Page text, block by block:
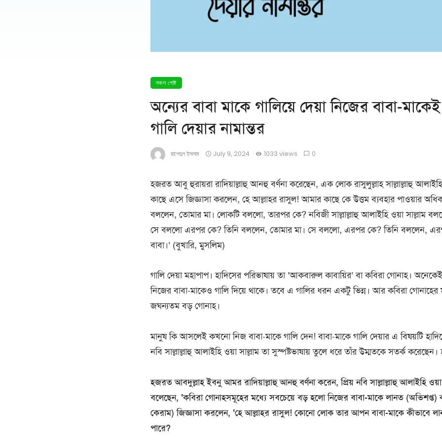
সকল পোষ্ট
অন্যের বাবা মাকে গালিয়ে দেয়া নিজের বাবা-মাকেই
গালি দেয়ার নামান্তর
রাশেদুল ইসলাম July 9, 2024 1033 views 0
হজরত আবু হুরায়রা রাদিয়াল্লাহু আনহু বর্ণনা করেছেন, এক লোক রাসুলুল্লাহ সাল্লাল্লাহু আলাইহি
কাছে এসে জিজ্ঞাসা করলেন, হে আল্লাহর রাসুল! আমার কাছে কে উত্তম ব্যবহার পাওয়ার
বললেন, তোমার মা। লোকটি বললো, তারপর কে? নবিজী সাল্লাল্লাহু আলাইহি ওয়া সাল্লাম
সে বললো এরপর কে? তিনি বললেন, তোমার মা। সে বললো, এরপর কে? তিনি বললেন,
বাবা।’ (বুখারি, মুসলিম)
গালি দেয়া মহাপাপ। হাদিসের পরিভাষায় তা ‘আকবারুল কাবায়ির’ বা কবিরা গোনাহ।
নিজের বাবা-মাকেও গালি দিয়ে থাকে। তবে এ গালির ধরন একটু ভিন্ন। আর কবিরা গোনাহের
জঘন্যতম বড় গোনাহ।
মানুষ কি আসলেই কখনো নিজ বাবা-মাকে গালি দেন! বাবা-মাকে গালি দেয়ার এ বিষয়টি
নবি সাল্লাল্লাহু আলাইহি ওয়া সাল্লাম তা সুস্পষ্টভাষায় তুলে ধরে তাঁর উম্মতকে সতর্ক
হজরত আবদুল্লাহ ইবনু আমর রাদিয়াল্লাহু আনহু বর্ণনা করেন, প্রিয় নবি সাল্লাল্লাহু আলাইহি ওয়া
বলেছেন, ‘কবিরা গোনাহসমূহের মধ্যে সবচেয়ে বড় হলো নিজের বাবা-মাকে লানত (অভিশপ্ত)
কেরাম) জিজ্ঞাসা করলেন, ‘হে আল্লাহর রাসুল! কোনো লোক তার আপন বাবা-মাকে কীভাবে
পারে?